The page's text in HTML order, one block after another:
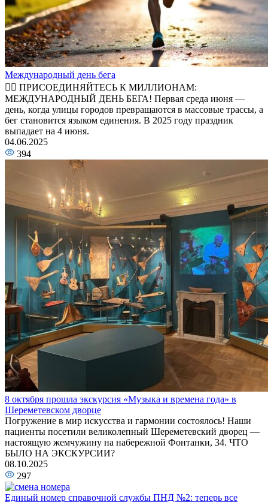
Международный день бега
🏃‍♂️ ПРИСОЕДИНЯЙТЕСЬ К МИЛЛИОНАМ:
МЕЖДУНАРОДНЫЙ ДЕНЬ БЕГА! Первая среда июня —
день, когда улицы городов превращаются в массовые трассы, а
бег становится языком единения. В 2025 году праздник
выпадает на 4 июня.
04.06.2025
394
8 октября прошла экскурсия «Музыка и времена года» в
Шереметевском дворце
Погружение в мир искусства и гармонии состоялось! Наши
пациенты посетили великолепный Шереметевский дворец —
настоящую жемчужину на набережной Фонтанки, 34. ЧТО
БЫЛО НА ЭКСКУРСИИ?
08.10.2025
297
Единый номер справочной службы ПНД №2: теперь все